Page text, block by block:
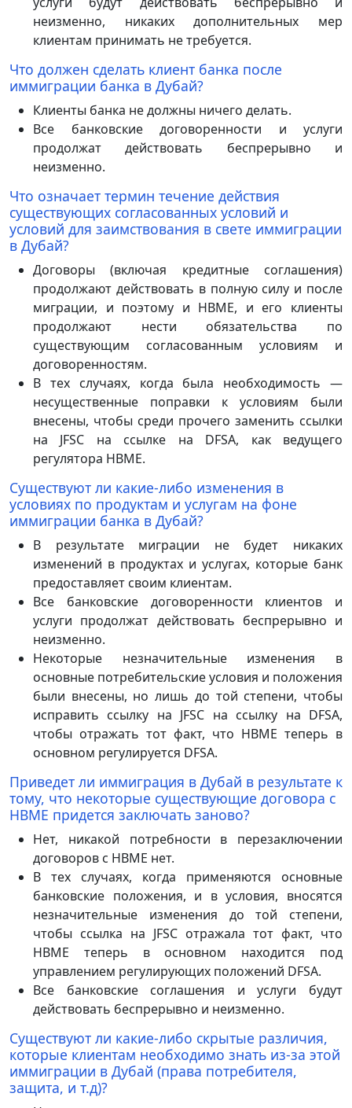
неизменно, никаких дополнительных мер
клиентам принимать не требуется.
Что должен сделать клиент банка после
иммиграции банка в Дубай?
Клиенты банка не должны ничего делать.
Все банковские договоренности и услуги
продолжат действовать беспрерывно и
неизменно.
Что означает термин течение действия
существующих согласованных условий и
условий для заимствования в свете иммиграции
в Дубай?
Договоры (включая кредитные соглашения)
продолжают действовать в полную силу и после
миграции, и поэтому и HBME, и его клиенты
продолжают нести обязательства по
существующим согласованным условиям и
договоренностям.
В тех случаях, когда была необходимость —
несущественные поправки к условиям были
внесены, чтобы среди прочего заменить ссылки
на JFSC на ссылке на DFSA, как ведущего
регулятора HBME.
Существуют ли какие-либо изменения в
условиях по продуктам и услугам на фоне
иммиграции банка в Дубай?
В результате миграции не будет никаких
изменений в продуктах и услугах, которые банк
предоставляет своим клиентам.
Все банковские договоренности клиентов и
услуги продолжат действовать беспрерывно и
неизменно.
Некоторые незначительные изменения в
основные потребительские условия и положения
были внесены, но лишь до той степени, чтобы
исправить ссылку на JFSC на ссылку на DFSA,
чтобы отражать тот факт, что HBME теперь в
основном регулируется DFSA.
Приведет ли иммиграция в Дубай в результате к
тому, что некоторые существующие договора с
HBME придется заключать заново?
Нет, никакой потребности в перезаключении
договоров с HBME нет.
В тех случаях, когда применяются основные
банковские положения, и в условия, вносятся
незначительные изменения до той степени,
чтобы ссылка на JFSC отражала тот факт, что
HBME теперь в основном находится под
управлением регулирующих положений DFSA.
Все банковские соглашения и услуги будут
действовать беспрерывно и неизменно.
Существуют ли какие-либо скрытые различия,
которые клиентам необходимо знать из-за этой
иммиграции в Дубай (права потребителя,
защита, и т.д)?